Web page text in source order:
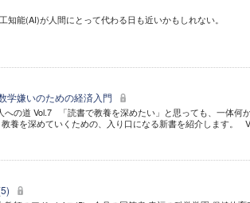
能(AI)が人間にとって代わる日も近いかもしれない。
学嫌いのための経済入門
の道 Vol.7 「読書で教養を深めたい」と思っても、一体何
養を深めていくための、入り口になる新書を紹介します。